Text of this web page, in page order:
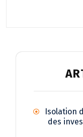
Isolation
des